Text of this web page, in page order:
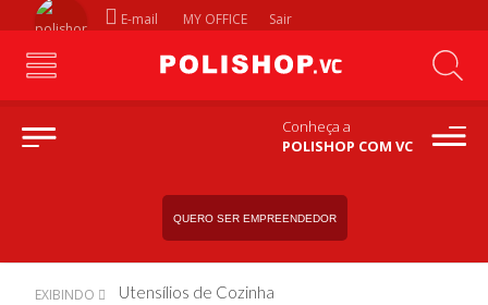
E-mail MY OFFICE Sair
Conheça a
POLISHOP COM VC
QUERO SER EMPREENDEDOR
EXIBINDO Utensílios de Cozinha